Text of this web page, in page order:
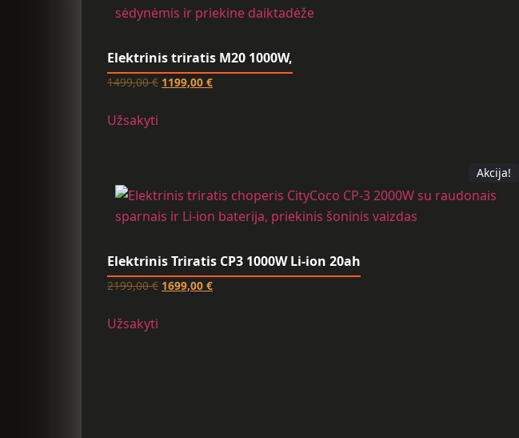
Elektrinis triratis M20 1000W,
1499,00€ 1199,00 €
Užsakyti
Akcija!
Elektrinis Triratis CP3 1000W Li-ion 20ah
2199,00€ 1699,00 €
Užsakyti